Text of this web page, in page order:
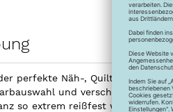
perfekte Näh-, Quilt- und
und verschiedene
so extrem reißfest wie